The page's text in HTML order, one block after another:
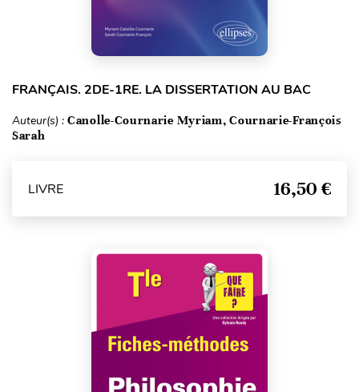
FRANÇAIS. 2DE-1RE. LA DISSERTATION AU BAC
Auteur(s) : Canolle-Cournarie Myriam, Cournarie-François
Sarah
LIVRE 16,50 €